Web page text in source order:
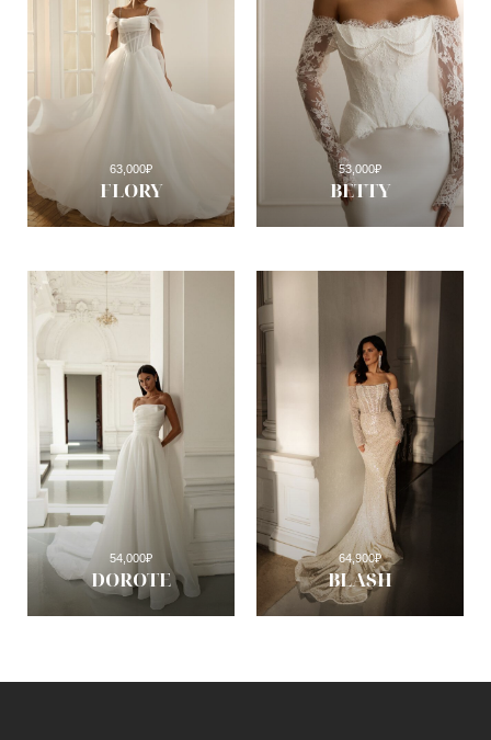
FLORY
63,000₽
BETTY
53,000₽
DOROTE
54,000₽
BLASH
64,900₽